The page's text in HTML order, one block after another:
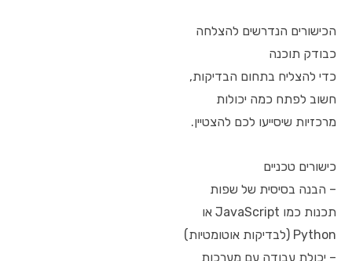
הכישורים הנדרשים להצלחה
כבודק תוכנה
כדי להצליח בתחום הבדיקות,
חשוב לפתח כמה יכולות
מרכזיות שיסייעו לכם להצטיין.
כישורים טכניים
– הבנה בסיסית של שפות
תכנות כמו JavaScript או
Python (לבדיקות אוטומטיות)
– יכולת עבודה עם מערכות